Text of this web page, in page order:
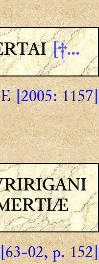
[†...
[2005: 1157]
02, p. 152]